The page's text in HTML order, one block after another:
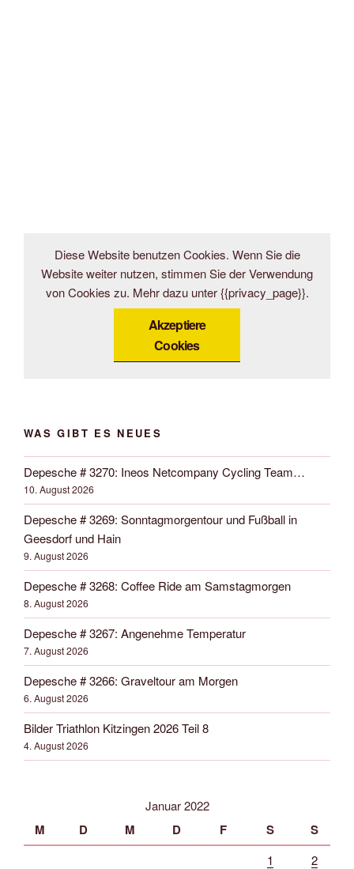
Diese Website benutzen Cookies. Wenn Sie die
Website weiter nutzen, stimmen Sie der Verwendung
von Cookies zu. Mehr dazu unter {{privacy_page}}.
Akzeptiere
Cookies
WAS GIBT ES NEUES
Depesche # 3270: Ineos Netcompany Cycling Team…
10. August 2026
Depesche # 3269: Sonntagmorgentour und Fußball in
Geesdorf und Hain
9. August 2026
Depesche # 3268: Coffee Ride am Samstagmorgen
8. August 2026
Depesche # 3267: Angenehme Temperatur
7. August 2026
Depesche # 3266: Graveltour am Morgen
6. August 2026
Bilder Triathlon Kitzingen 2026 Teil 8
4. August 2026
Januar 2022
M D M D F S S
1
2